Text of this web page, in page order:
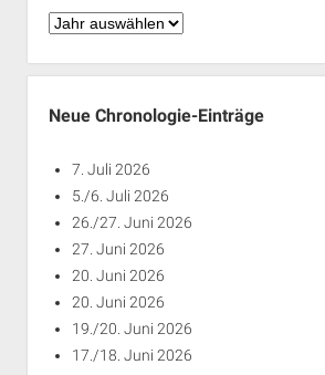
Chronologie
Jahren
Neue Chronologie-Einträge
7. Juli 2026
5./6. Juli 2026
26./27. Juni 2026
27. Juni 2026
20. Juni 2026
20. Juni 2026
19./20. Juni 2026
17./18. Juni 2026